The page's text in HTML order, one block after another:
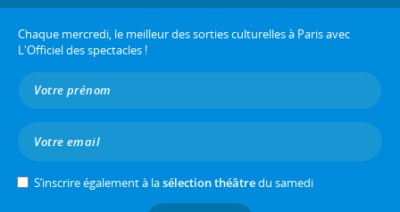
Chaque mercredi, le meilleur des sorties culturelles à Paris avec
L'Officiel des spectacles !
S’inscrire également à lasélection théâtredu samedi